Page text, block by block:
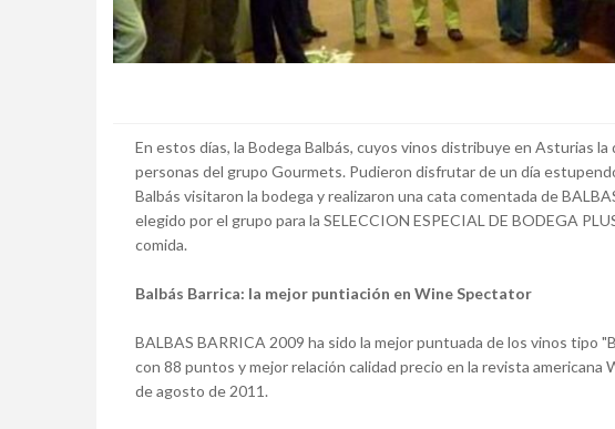
En estos días, la Bodega Balbás, cuyos vinos distribuye en Asturias
personas del grupo Gourmets. Pudieron disfrutar de un día
Balbás visitaron la bodega y realizaron una cata comentada de
elegido por el grupo para la SELECCION ESPECIAL DE BODEGA
comida.
Balbás Barrica: la mejor puntiación en Wine Spectator
BALBAS BARRICA 2009 ha sido la mejor puntuada de los vinos tipo
con 88 puntos y mejor relación calidad precio en la revista americana
de agosto de 2011.